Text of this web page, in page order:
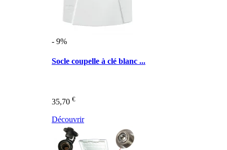
- 9%
Socle coupelle à clé blanc ...
35,70 €
Découvrir